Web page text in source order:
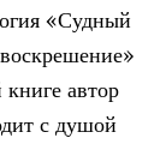
«Судный
автор
с душой